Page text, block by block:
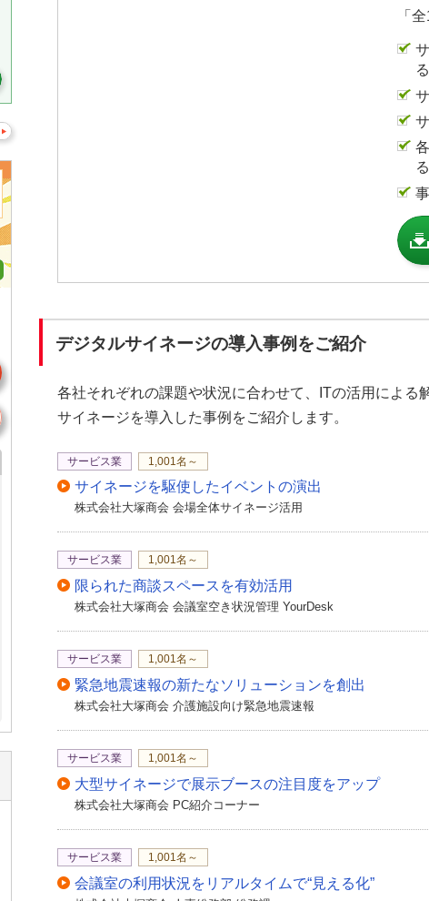
「
デジタルサイネージの導入事例をご紹介
各社それぞれの課題や状況に合わせて、ITの活用による
サイネージを導入した事例をご紹介します。
サービス業 1,001名～
サイネージを駆使したイベントの演出
株式会社大塚商会 会場全体サイネージ活用
サービス業 1,001名～
限られた商談スペースを有効活用
株式会社大塚商会 会議室空き状況管理 YourDesk
サービス業 1,001名～
緊急地震速報の新たなソリューションを創出
株式会社大塚商会 介護施設向け緊急地震速報
サービス業 1,001名～
大型サイネージで展示ブースの注目度をアップ
株式会社大塚商会 PC紹介コーナー
サービス業 1,001名～
会議室の利用状況をリアルタイムで“見える化”